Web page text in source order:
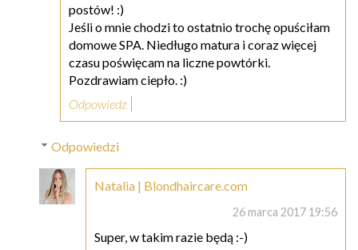
postów! :)
Jeśli o mnie chodzi to ostatnio trochę opuściłam
domowe SPA. Niedługo matura i coraz więcej
czasu poświęcam na liczne powtórki.
Pozdrawiam ciepło. :)
Odpowiedz
Odpowiedzi
Natalia | Blondhaircare.com
26 marca 2017 19:56
Super, w takim razie będą :-)